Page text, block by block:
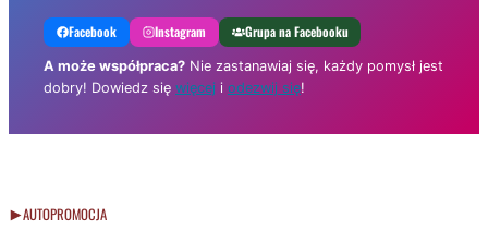
Facebook Instagram Grupa na Facebooku
A może współpraca? Nie zastanawiaj się, każdy pomysł jest
dobry! Dowiedz się więcej i odezwij się!
AUTOPROMOCJA